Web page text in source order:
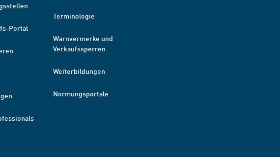
Portal
Terminologie
Warnvermerke und
Verkaufssperren
Weiterbildungen
Normungsportale